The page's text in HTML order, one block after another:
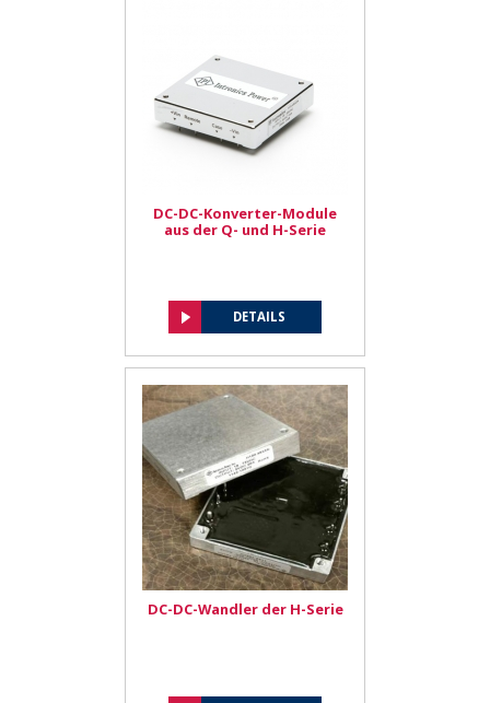
DC-DC-Konverter-Module
aus der Q- und H-Serie
DETAILS
DC-DC-Wandler der H-Serie